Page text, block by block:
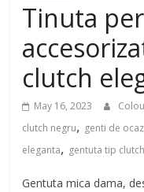
Tinuta
clutch
May 16, 2023
clutch negru, genti de
eleganta, gentuta tip clutch
Gentuta mica dama,